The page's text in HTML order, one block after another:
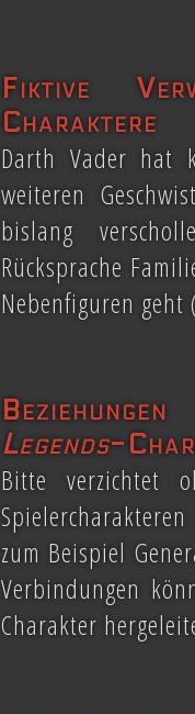
Fiktive
Charaktere
Darth Vader hat
weiteren
bislang
Rücksprache
Nebenfiguren
Legends-
Bitte verzichtet
zum Beispiel
Verbindungen
Charakter